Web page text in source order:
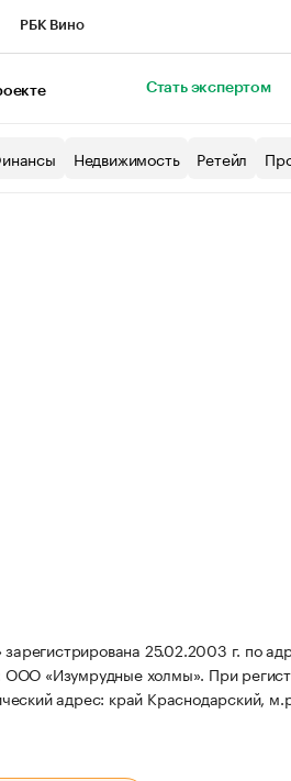
РБК Вино
Стать экспертом
Недвижимость Ретейл
25.02.2003 г. по
ООО «Изумрудные холмы». При
адрес: край Краснодарский,